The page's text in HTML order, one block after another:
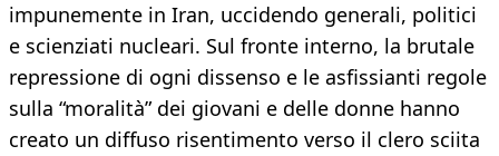
impunemente in Iran, uccidendo generali, politici
e scienziati nucleari. Sul fronte interno, la brutale
repressione di ogni dissenso e le asfissianti regole
sulla “moralità” dei giovani e delle donne hanno
creato un diffuso risentimento verso il clero sciita